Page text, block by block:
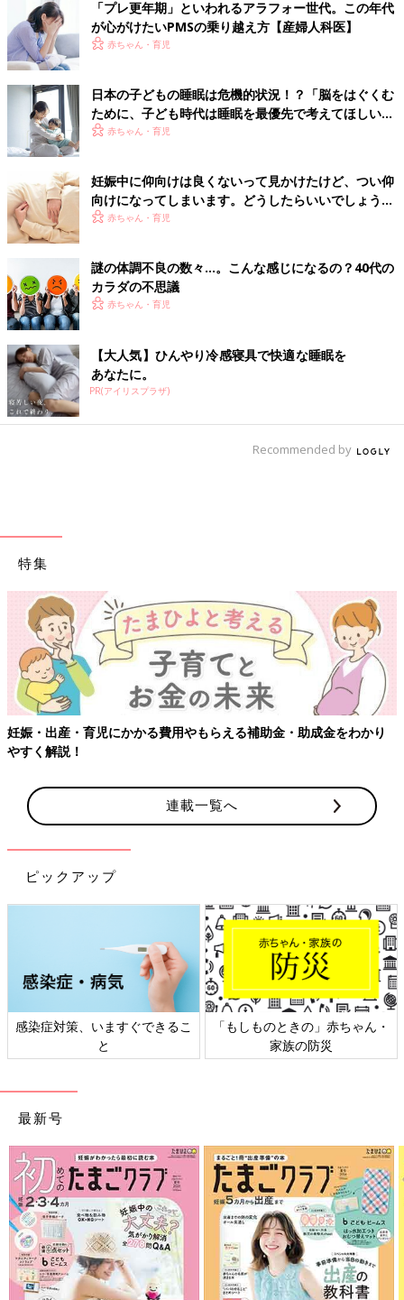
「プレ更年期」といわれるアラフォー世代。この年代
が心がけたいPMSの乗り越え方【産婦人科医】
赤ちゃん・育児
日本の子どもの睡眠は危機的状況！？「脳をはぐくむ
ために、子ども時代は睡眠を最優先で考えてほしい」
【乳幼児睡眠コンサルタント】
赤ちゃん・育児
妊娠中に仰向けは良くないって見かけたけど、つい仰
向けになってしまいます。どうしたらいいでしょう
か？－”まいにちのたまひよ”の体験談
赤ちゃん・育児
謎の体調不良の数々…。こんな感じになるの？40代の
カラダの不思議
赤ちゃん・育児
【大人気】ひんやり冷感寝具で快適な睡眠を
あなたに。
PR(アイリスプラザ)
Recommended by
特集
妊娠・出産・育児にかかる費用やもらえる補助金・助成金をわかり
やすく解説！
連載一覧へ
ピックアップ
感染症対策、いますぐできるこ
と
「もしものときの」赤ちゃん・
家族の防災
最新号